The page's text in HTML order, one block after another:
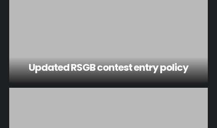
Updated RSGB contest entry policy